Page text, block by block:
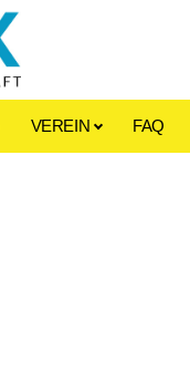
VEREIN FAQ